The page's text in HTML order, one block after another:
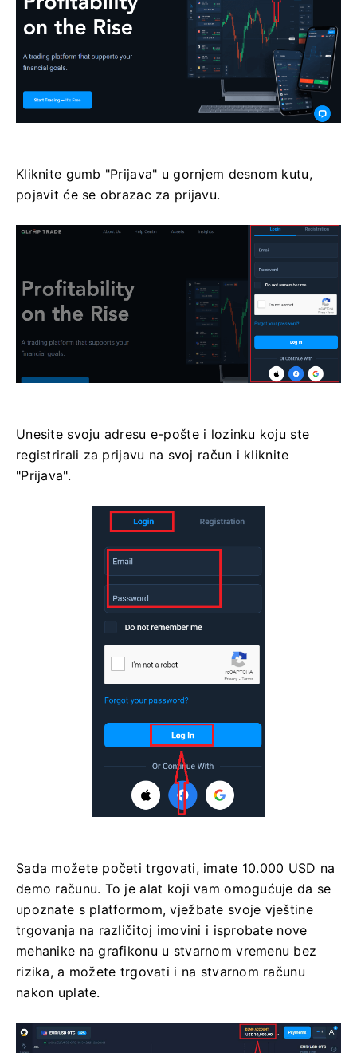
Kliknite gumb "Prijava" u gornjem desnom kutu,
pojavit će se obrazac za prijavu.
Unesite svoju adresu e-pošte i lozinku koju ste
registrirali za prijavu na svoj račun i kliknite
"Prijava".
Sada možete početi trgovati, imate 10.000 USD na
demo računu. To je alat koji vam omogućuje da se
upoznate s platformom, vježbate svoje vještine
trgovanja na različitoj imovini i isprobate nove
mehanike na grafikonu u stvarnom vremenu bez
rizika, a možete trgovati i na stvarnom računu
nakon uplate.